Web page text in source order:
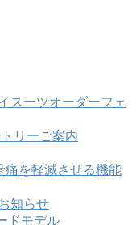
スーツオーダーフェ
リーご案内
痛を軽減させる機能
知らせ
ドモデル